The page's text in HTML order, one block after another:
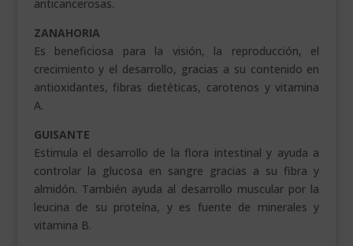
anticancerosas.
ZANAHORIA
Es beneficiosa para la visión, la reproducción, el
crecimiento y el desarrollo, gracias a su contenido en
antioxidantes, fibras dietéticas, carotenos y vitamina
A.
GUISANTE
Estimula el desarrollo de la flora intestinal y ayuda a
controlar la glucosa en sangre gracias a su fibra y
almidón. También ayuda al desarrollo muscular por la
leucina de su proteína, y es fuente de minerales y
vitamina B.